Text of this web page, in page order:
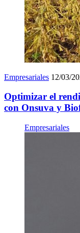
Empresariales 12/03/
Optimizar el
con Onsuva y
Empresariales